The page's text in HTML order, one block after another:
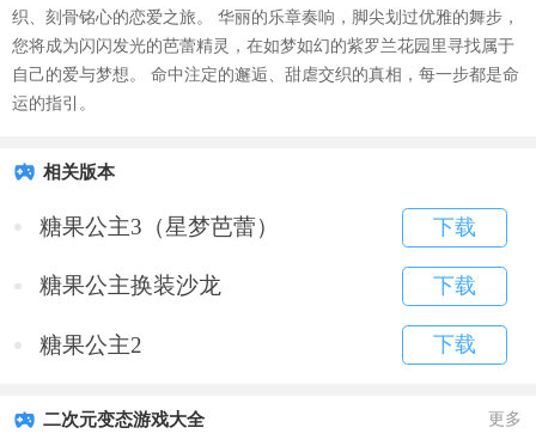
织、刻骨铭心的恋爱之旅。 华丽的乐章奏响，脚尖划过优雅的舞步，
您将成为闪闪发光的芭蕾精灵，在如梦如幻的紫罗兰花园里寻找属于
自己的爱与梦想。 命中注定的邂逅、甜虐交织的真相，每一步都是命
运的指引。
相关版本
糖果公主3（星梦芭蕾） 下载
糖果公主换装沙龙 下载
糖果公主2 下载
二次元变态游戏大全 更多